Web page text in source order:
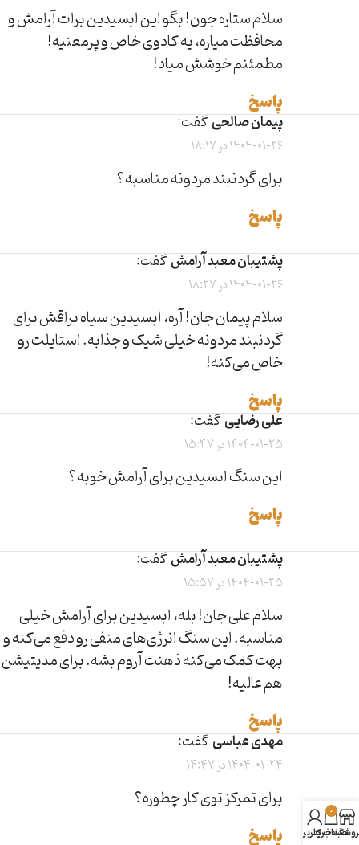
سلام ستاره جون! بگو این ابسیدین برات آرامش و
محافظت میاره، یه کادوی خاص و پرمعنیه!
مطمئنم خوشش میاد!
پاسخ
پیمان صالحیگفت:
1404-01-26 در 18:17
برای گردنبند مردونه مناسبه؟
پاسخ
پشتیبان معبد آرامشگفت:
1404-01-26 در 18:27
سلام پیمان جان! آره، ابسیدین سیاه براقش برای
گردنبند مردونه خیلی شیک و جذابه. استایلت رو
خاص می‌کنه!
پاسخ
علی رضاییگفت:
1404-01-25 در 15:47
این سنگ ابسیدین برای آرامش خوبه؟
پاسخ
پشتیبان معبد آرامشگفت:
1404-01-25 در 15:57
سلام علی جان! بله، ابسیدین برای آرامش خیلی
مناسبه. این سنگ انرژی‌های منفی رو دفع می‌کنه و
بهت کمک می‌کنه ذهنت آروم بشه. برای مدیتیشن
هم عالیه!
پاسخ
مهدی عباسیگفت:
1404-01-24 در 14:47
برای تمرکز توی کار چطوره؟
پاسخ
0
سبد خرید
حساب کاربری من